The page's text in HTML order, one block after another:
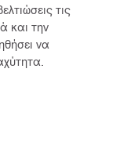
τις
και την
να